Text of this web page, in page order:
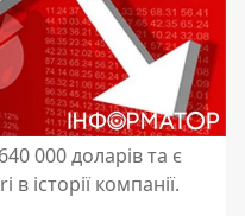
000 доларів та є
історії компанії.